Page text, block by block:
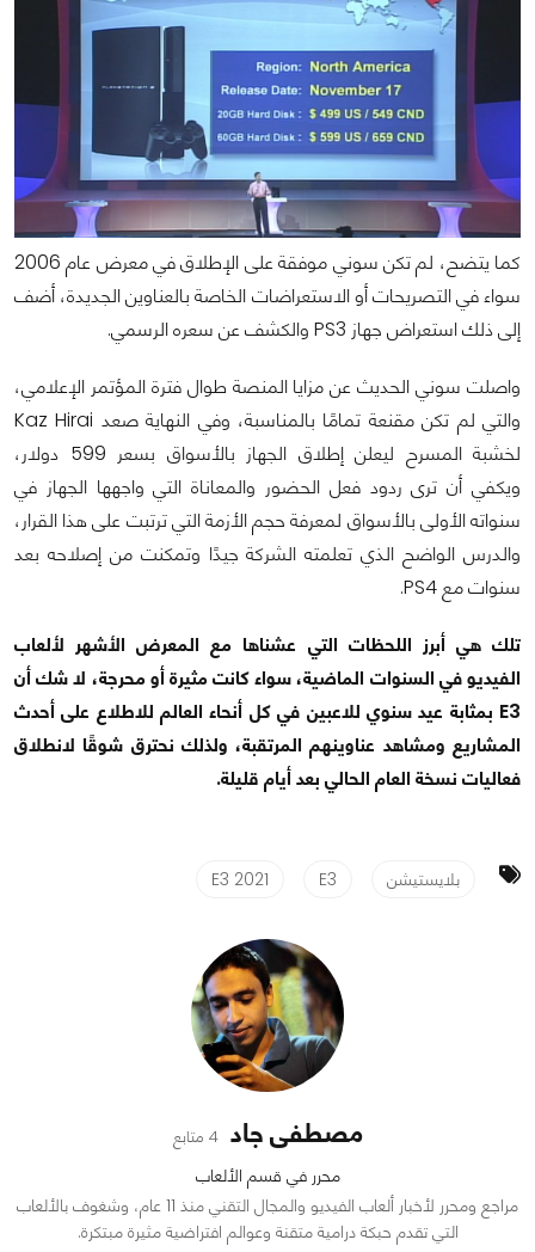
كما يتضح، لم تكن سوني موفقة على الإطلاق في معرض عام 2006
سواء في التصريحات أو الاستعراضات الخاصة بالعناوين الجديدة، أضف
إلى ذلك استعراض جهاز PS3 والكشف عن سعره الرسمي.
واصلت سوني الحديث عن مزايا المنصة طوال فترة المؤتمر الإعلامي،
والتي لم تكن مقنعة تمامًا بالمناسبة، وفي النهاية صعد Kaz Hirai
لخشبة المسرح ليعلن إطلاق الجهاز بالأسواق بسعر 599 دولار،
ويكفي أن ترى ردود فعل الحضور والمعاناة التي واجهها الجهاز في
سنواته الأولى بالأسواق لمعرفة حجم الأزمة التي ترتبت على هذا القرار،
والدرس الواضح الذي تعلمته الشركة جيدًا وتمكنت من إصلاحه بعد
سنوات مع PS4.
تلك هي أبرز اللحظات التي عشناها مع المعرض الأشهر لألعاب
الفيديو في السنوات الماضية، سواء كانت مثيرة أو محرجة، لا شك أن
E3 بمثابة عيد سنوي للاعبين في كل أنحاء العالم للاطلاع على أحدث
المشاريع ومشاهد عناوينهم المرتقبة، ولذلك نحترق شوقًا لانطلاق
فعاليات نسخة العام الحالي بعد أيام قليلة.
بلايستيشن E3
E3 2021
مصطفى جاد 4 متابع
محرر في قسم الألعاب
مراجع ومحرر لأخبار ألعاب الفيديو والمجال التقني منذ 11 عام، وشغوف بالألعاب
التي تقدم حبكة درامية متقنة وعوالم افتراضية مثيرة مبتكرة.